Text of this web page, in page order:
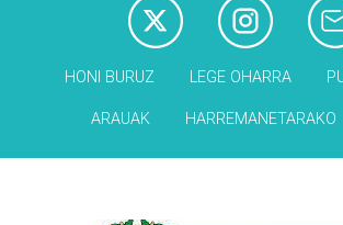
HONI BURUZ LEGE OHARRA
ARAUAK HARREMANETARAKO